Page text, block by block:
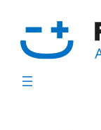
Inhalt
springen